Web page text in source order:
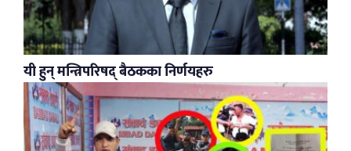
यी हुन् मन्त्रिपरिषद् बैठकका निर्णयहरु